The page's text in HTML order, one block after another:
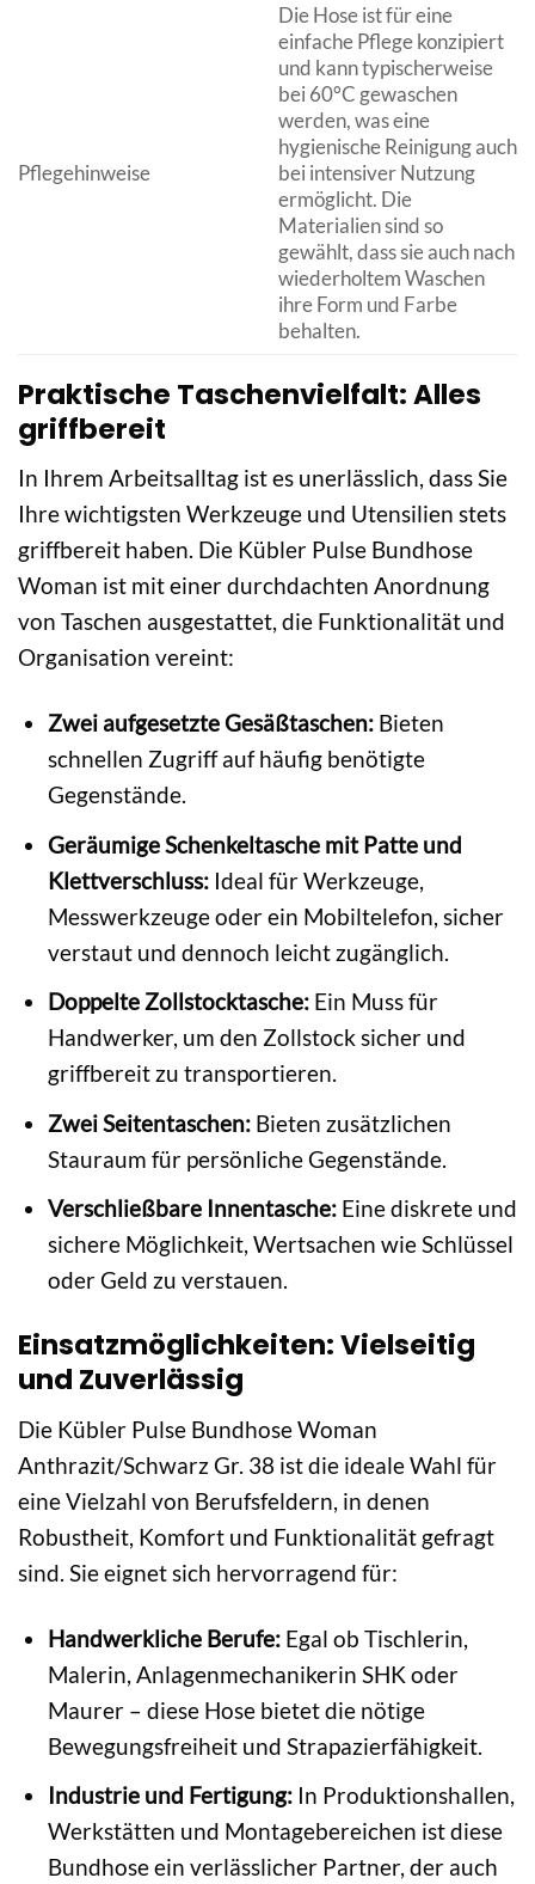
Pflegehinweise
Die Hose ist für eine
einfache Pflege konzipiert
und kann typischerweise
bei 60°C gewaschen
werden, was eine
hygienische Reinigung auch
bei intensiver Nutzung
ermöglicht. Die
Materialien sind so
gewählt, dass sie auch nach
wiederholtem Waschen
ihre Form und Farbe
behalten.
Praktische Taschenvielfalt: Alles
griffbereit
In Ihrem Arbeitsalltag ist es unerlässlich, dass Sie
Ihre wichtigsten Werkzeuge und Utensilien stets
griffbereit haben. Die Kübler Pulse Bundhose
Woman ist mit einer durchdachten Anordnung
von Taschen ausgestattet, die Funktionalität und
Organisation vereint:
Zwei aufgesetzte Gesäßtaschen:Bieten
schnellen Zugriff auf häufig benötigte
Gegenstände.
Geräumige Schenkeltasche mit Patte und
Klettverschluss:Ideal für Werkzeuge,
Messwerkzeuge oder ein Mobiltelefon, sicher
verstaut und dennoch leicht zugänglich.
Doppelte Zollstocktasche:Ein Muss für
Handwerker, um den Zollstock sicher und
griffbereit zu transportieren.
Zwei Seitentaschen:Bieten zusätzlichen
Stauraum für persönliche Gegenstände.
Verschließbare Innentasche:Eine diskrete und
sichere Möglichkeit, Wertsachen wie Schlüssel
oder Geld zu verstauen.
Einsatzmöglichkeiten: Vielseitig
und Zuverlässig
Die Kübler Pulse Bundhose Woman
Anthrazit/Schwarz Gr. 38 ist die ideale Wahl für
eine Vielzahl von Berufsfeldern, in denen
Robustheit, Komfort und Funktionalität gefragt
sind. Sie eignet sich hervorragend für:
Handwerkliche Berufe:Egal ob Tischlerin,
Malerin, Anlagenmechanikerin SHK oder
Maurer – diese Hose bietet die nötige
Bewegungsfreiheit und Strapazierfähigkeit.
Industrie und Fertigung:In Produktionshallen,
Werkstätten und Montagebereichen ist diese
Bundhose ein verlässlicher Partner, der auch